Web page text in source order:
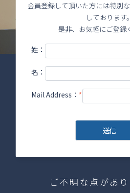
ご不明な点があ
会員登録して頂いた方には特別
しております。
是非、お気軽にご登録
姓：
名：
Mail Address： *